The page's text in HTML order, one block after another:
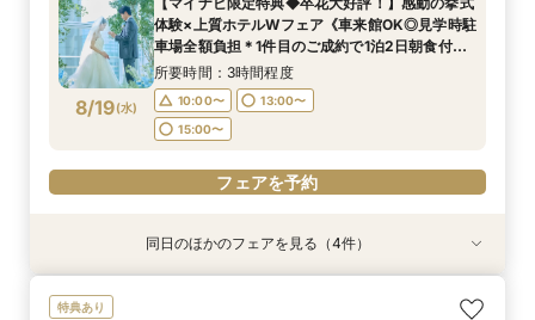
8/18( 火 )
ネムーン宿泊》
所要時間：3時間程度
10:00〜
13:00〜
15:00〜
フェアを予約
8/18( 火 )
11:00〜
13:00〜
15:00〜
フェアを予約
8/18( 火 )
11:00〜
13:00〜
15:00〜
フェアを予約
8/18( 火 )
10:00〜
13:00〜
15:00〜
フェアを予約
8/18( 火 )
10:00〜
13:00〜
15:00〜
フェアを予約
8/19(水)
体験×上質ホテルWフェア《車来館OK◎見学時駐
車場全額負担＊1件目のご成約で1泊2日朝食付ハ
ネムーン宿泊》
所要時間：3時間程度
10:00〜
13:00〜
15:00〜
フェアを予約
上質ホテルで叶える◆フォトウェディング相談会
新郎新婦のみもOK◆挙式のみ開催の方向け相談
◆高層階*絶景ウェディング◆館内神前式×*和婚
同日のほかのフェアを見る（4件）
特典あり